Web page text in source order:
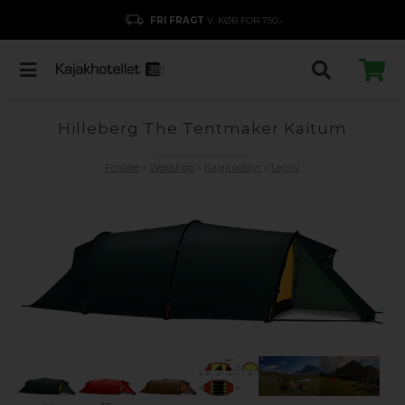
FRI FRAGT V. KØB FOR 750,-
Hilleberg The Tentmaker Kaitum